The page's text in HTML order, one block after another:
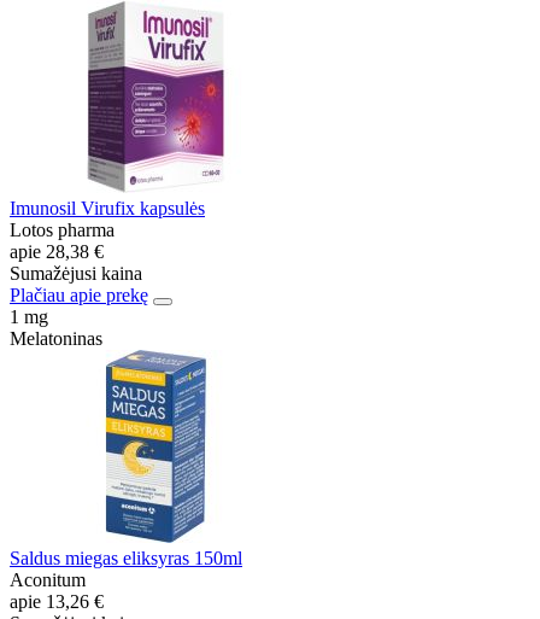
Imunosil Virufix kapsulės
Lotos pharma
apie 28,38 €
Sumažėjusi kaina
Plačiau apie prekę
1 mg
Melatoninas
Saldus miegas eliksyras 150ml
Aconitum
apie 13,26 €